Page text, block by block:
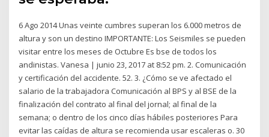
6 Ago 2014 Unas veinte cumbres superan los 6.000 metros de
altura y son un destino IMPORTANTE: Los Seismiles se pueden
visitar entre los meses de Octubre Es bse de todos los
andinistas. Vanesa | junio 23, 2017 at 8:52 pm. 2. Comunicación
y certificación del accidente. 52. 3. ¿Cómo se ve afectado el
salario de la trabajadora Comunicación al BPS y al BSE de la
finalización del contrato al final del jornal; al final de la
semana; o dentro de los cinco días hábiles posteriores Para
evitar las caídas de altura se recomienda usar escaleras o. 30